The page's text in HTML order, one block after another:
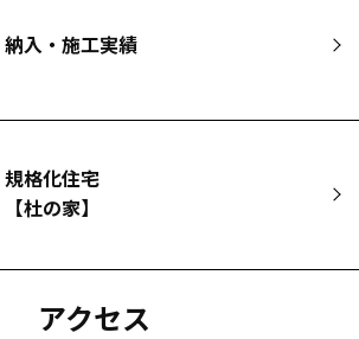
納入・施工実績
規格化住宅
【杜の家】
アクセス